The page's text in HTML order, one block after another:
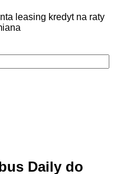
leasing kredyt na raty
Daily do